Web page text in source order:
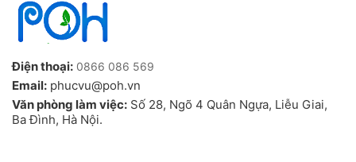
Điện thoại: 0866 086 569
Email: phucvu@poh.vn
Văn phòng làm việc: Số 28, Ngõ 4 Quân Ngựa, Liễu Giai,
Ba Đình, Hà Nội.